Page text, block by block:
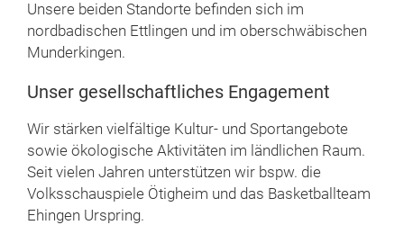
Unsere beiden Standorte befinden sich im
nordbadischen Ettlingen und im oberschwäbischen
Munderkingen.
Unser gesellschaftliches Engagement
Wir stärken vielfältige Kultur- und Sportangebote
sowie ökologische Aktivitäten im ländlichen Raum.
Seit vielen Jahren unterstützen wir bspw. die
Volksschauspiele Ötigheim und das Basketballteam
Ehingen Urspring.